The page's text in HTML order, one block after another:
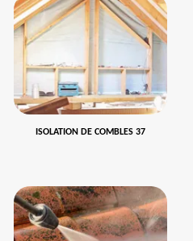
ISOLATION DE COMBLES 37